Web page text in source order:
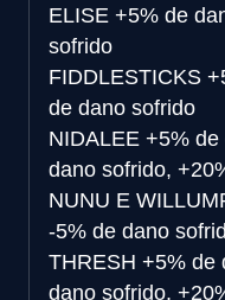
ELISE +5% de
sofrido
FIDDLESTICKS
de dano sofrido
NIDALEE +5% de
dano sofrido,
NUNU E
-5% de dano
THRESH +5% de
dano sofrido,